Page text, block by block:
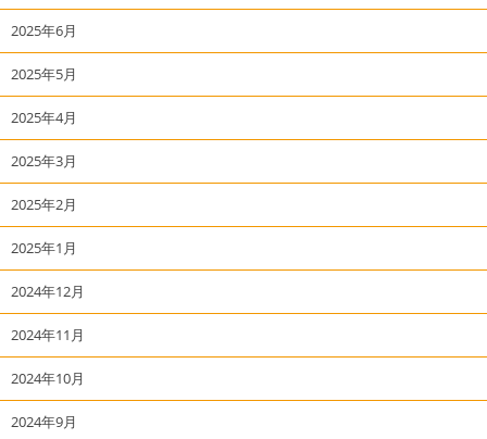
2025年6月
2025年5月
2025年4月
2025年3月
2025年2月
2025年1月
2024年12月
2024年11月
2024年10月
2024年9月